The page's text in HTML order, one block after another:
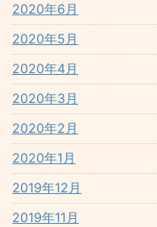
2020年6月
2020年5月
2020年4月
2020年3月
2020年2月
2020年1月
2019年12月
2019年11月